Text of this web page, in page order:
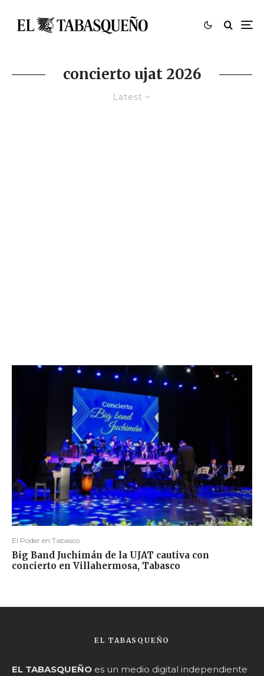
concierto ujat 2026
Latest
El Poder en Tabasco
Big Band Juchimán de la UJAT cautiva con
concierto en Villahermosa, Tabasco
EL TABASQUEÑO
EL TABASQUEÑO es un medio digital independiente